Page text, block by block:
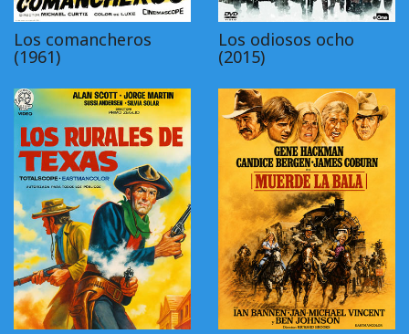
Los comancheros
(1961)
Los odiosos ocho
(2015)